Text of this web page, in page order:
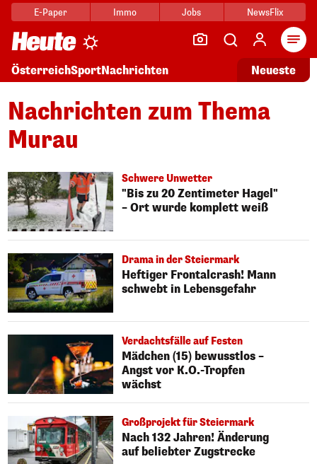
E-Paper Immo Jobs NewsFlix
ÖsterreichSportNachrichten Neueste
Nachrichten zum Thema
Murau
Schwere Unwetter
"Bis zu 20 Zentimeter Hagel"
– Ort wurde komplett weiß
Drama in der Steiermark
Heftiger Frontalcrash! Mann
schwebt in Lebensgefahr
Verdachtsfälle auf Festen
Mädchen (15) bewusstlos –
Angst vor K.O.-Tropfen
wächst
Großprojekt für Steiermark
Nach 132 Jahren! Änderung
auf beliebter Zugstrecke